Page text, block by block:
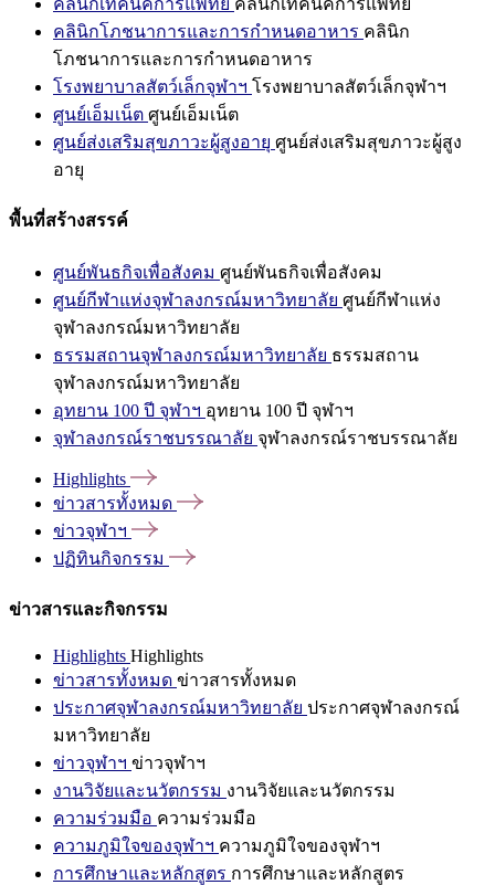
คลินิกเทคนิคการแพทย์ คลินิกเทคนิคการแพทย์
คลินิกโภชนาการและการกำหนดอาหาร คลินิก
โภชนาการและการกำหนดอาหาร
โรงพยาบาลสัตว์เล็กจุฬาฯ โรงพยาบาลสัตว์เล็กจุฬาฯ
ศูนย์เอ็มเน็ต ศูนย์เอ็มเน็ต
ศูนย์ส่งเสริมสุขภาวะผู้สูงอายุ ศูนย์ส่งเสริมสุขภาวะผู้สูง
อายุ
พื้นที่สร้างสรรค์
ศูนย์พันธกิจเพื่อสังคม ศูนย์พันธกิจเพื่อสังคม
ศูนย์กีฬาแห่งจุฬาลงกรณ์มหาวิทยาลัย ศูนย์กีฬาแห่ง
จุฬาลงกรณ์มหาวิทยาลัย
ธรรมสถานจุฬาลงกรณ์มหาวิทยาลัย ธรรมสถาน
จุฬาลงกรณ์มหาวิทยาลัย
อุทยาน 100 ปี จุฬาฯ อุทยาน 100 ปี จุฬาฯ
จุฬาลงกรณ์ราชบรรณาลัย จุฬาลงกรณ์ราชบรรณาลัย
Highlights
ข่าวสารทั้งหมด
ข่าวจุฬาฯ
ปฏิทินกิจกรรม
ข่าวสารและกิจกรรม
Highlights Highlights
ข่าวสารทั้งหมด ข่าวสารทั้งหมด
ประกาศจุฬาลงกรณ์มหาวิทยาลัย ประกาศจุฬาลงกรณ์
มหาวิทยาลัย
ข่าวจุฬาฯ ข่าวจุฬาฯ
งานวิจัยและนวัตกรรม งานวิจัยและนวัตกรรม
ความร่วมมือ ความร่วมมือ
ความภูมิใจของจุฬาฯ ความภูมิใจของจุฬาฯ
การศึกษาและหลักสูตร การศึกษาและหลักสูตร